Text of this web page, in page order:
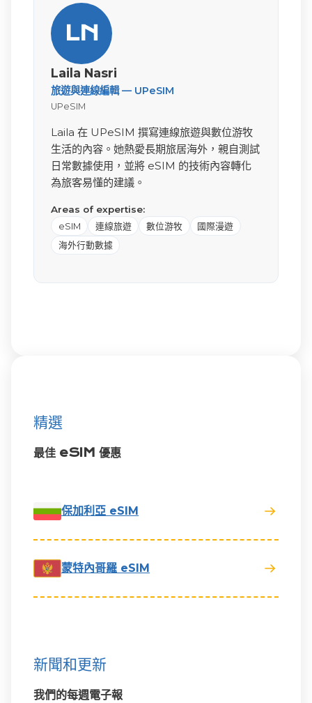
LN
Laila Nasri
旅遊與連線編輯 — UPeSIM
UPeSIM
Laila 在 UPeSIM 撰寫連線旅遊與數位游牧
生活的內容。她熱愛長期旅居海外，親自測試
日常數據使用，並將 eSIM 的技術內容轉化
為旅客易懂的建議。
Areas of expertise:
eSIM 連線旅遊 數位游牧
國際漫遊
海外行動數據
精選
最佳 eSIM 優惠
保加利亞 eSIM
蒙特內哥羅 eSIM
新聞和更新
我們的每週電子報